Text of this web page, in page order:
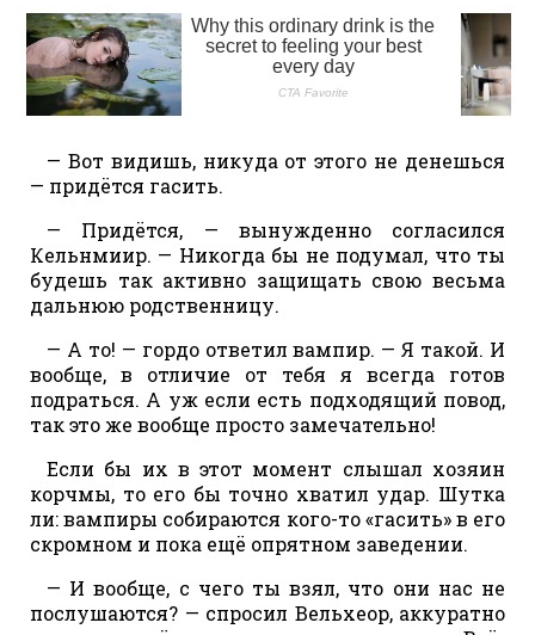
— Вот видишь, никуда от этого не денешься
— придётся гасить.
— Придётся, — вынужденно согласился
Кельнмиир. — Никогда бы не подумал, что ты
будешь так активно защищать свою весьма
дальнюю родственницу.
— А то! — гордо ответил вампир. — Я такой. И
вообще, в отличие от тебя я всегда готов
подраться. А уж если есть подходящий повод,
так это же вообще просто замечательно!
Если бы их в этот момент слышал хозяин
корчмы, то его бы точно хватил удар. Шутка
ли: вампиры собираются кого-то «гасить» в его
скромном и пока ещё опрятном заведении.
— И вообще, с чего ты взял, что они нас не
послушаются? — спросил Вельхеор, аккуратно